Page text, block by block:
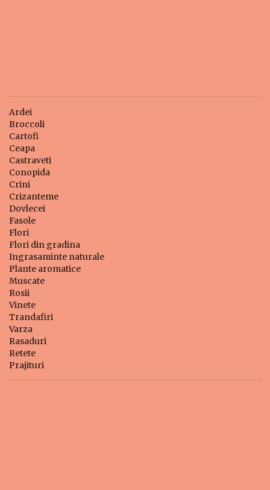
Ardei
Broccoli
Cartofi
Ceapa
Castraveti
Conopida
Crini
Crizanteme
Dovlecei
Fasole
Flori
Flori din gradina
Ingrasaminte naturale
Plante aromatice
Muscate
Rosii
Vinete
Trandafiri
Varza
Rasaduri
Retete
Prajituri